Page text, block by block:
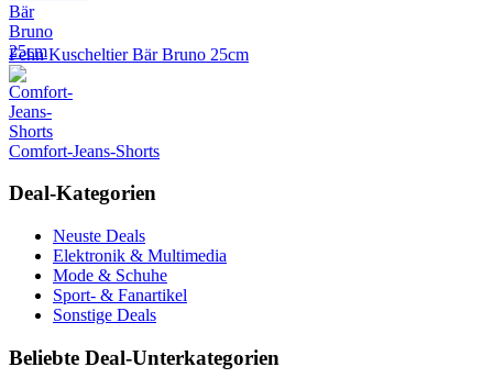
Fehn Kuscheltier Bär Bruno 25cm
Comfort-Jeans-Shorts
Deal-Kategorien
Neuste Deals
Elektronik & Multimedia
Mode & Schuhe
Sport- & Fanartikel
Sonstige Deals
Beliebte Deal-Unterkategorien